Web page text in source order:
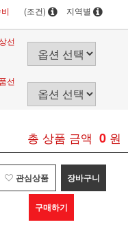
(조건) 지역별
선
선
총 상품 금액 0 원
관심상품 장바구니
구매하기